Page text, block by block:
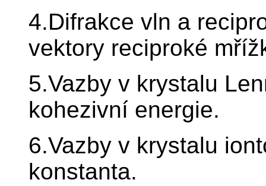
4.Difrakce vln a
vektory reciproké
5.Vazby v krystalu
kohezivní energie.
6.Vazby v krystalu
konstanta.